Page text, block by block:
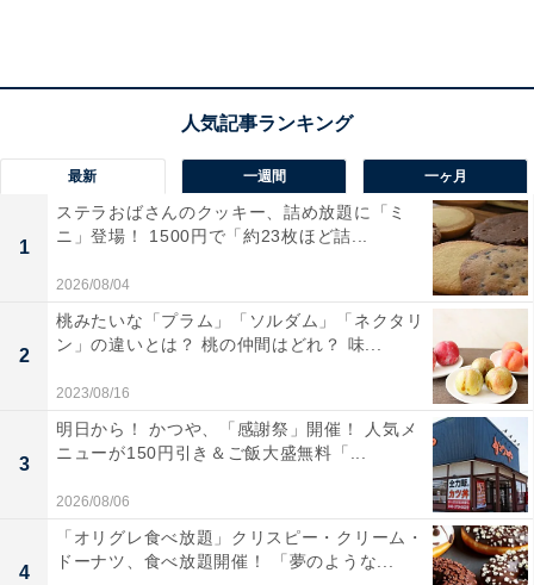
ッケージに書かれているので失敗知らずです。
解凍方法別に目安の時間も詳しく書かれている
最新 一週間 一ヶ月
1
ステラおばさんのクッキー、詰め放題に「ミ
ニ」登場！ 1500円で「約23枚ほど詰...
2026/08/04
2
桃みたいな「プラム」「ソルダム」「ネクタリ
ン」の違いとは？ 桃の仲間はどれ？ 味...
2023/08/16
3
明日から！ かつや、「感謝祭」開催！ 人気メ
ニューが150円引き＆ご飯大盛無料「...
2026/08/06
4
「オリグレ食べ放題」クリスピー・クリーム・
ドーナツ、食べ放題開催！ 「夢のような...